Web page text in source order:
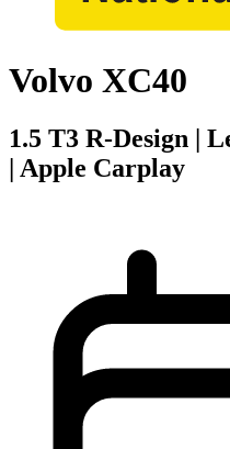
Volvo XC40
1.5 T3 R-Design |
| Apple Carplay